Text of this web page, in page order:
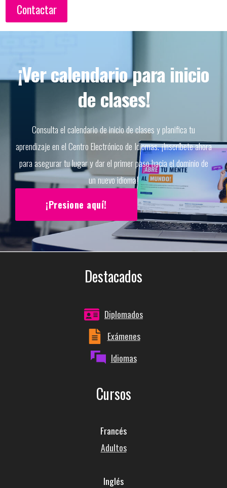
Contactar
¡Ver calendario para inicio
de clases!
Consulta el calendario de inicio de clases y planifica tu
aprendizaje en el Centro Electrónico de Idiomas. ¡Inscríbete ahora
para asegurar tu lugar y dar el primer paso hacia el dominio de
un nuevo idioma!
¡Presione aquí!
Destacados
Diplomados
Exámenes
Idiomas
Cursos
Francés
Adultos
Inglés